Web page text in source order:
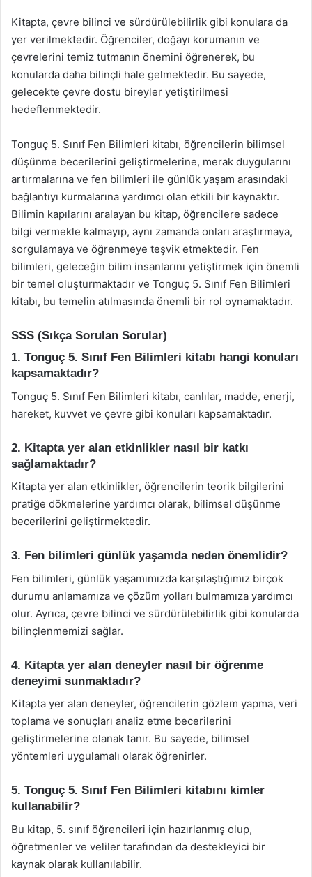
Kitapta, çevre bilinci ve sürdürülebilirlik gibi konulara da
yer verilmektedir. Öğrenciler, doğayı korumanın ve
çevrelerini temiz tutmanın önemini öğrenerek, bu
konularda daha bilinçli hale gelmektedir. Bu sayede,
gelecekte çevre dostu bireyler yetiştirilmesi
hedeflenmektedir.
Tonguç 5. Sınıf Fen Bilimleri kitabı, öğrencilerin bilimsel
düşünme becerilerini geliştirmelerine, merak duygularını
artırmalarına ve fen bilimleri ile günlük yaşam arasındaki
bağlantıyı kurmalarına yardımcı olan etkili bir kaynaktır.
Bilimin kapılarını aralayan bu kitap, öğrencilere sadece
bilgi vermekle kalmayıp, aynı zamanda onları araştırmaya,
sorgulamaya ve öğrenmeye teşvik etmektedir. Fen
bilimleri, geleceğin bilim insanlarını yetiştirmek için önemli
bir temel oluşturmaktadır ve Tonguç 5. Sınıf Fen Bilimleri
kitabı, bu temelin atılmasında önemli bir rol oynamaktadır.
SSS (Sıkça Sorulan Sorular)
1. Tonguç 5. Sınıf Fen Bilimleri kitabı hangi konuları
kapsamaktadır?
Tonguç 5. Sınıf Fen Bilimleri kitabı, canlılar, madde, enerji,
hareket, kuvvet ve çevre gibi konuları kapsamaktadır.
2. Kitapta yer alan etkinlikler nasıl bir katkı
sağlamaktadır?
Kitapta yer alan etkinlikler, öğrencilerin teorik bilgilerini
pratiğe dökmelerine yardımcı olarak, bilimsel düşünme
becerilerini geliştirmektedir.
3. Fen bilimleri günlük yaşamda neden önemlidir?
Fen bilimleri, günlük yaşamımızda karşılaştığımız birçok
durumu anlamamıza ve çözüm yolları bulmamıza yardımcı
olur. Ayrıca, çevre bilinci ve sürdürülebilirlik gibi konularda
bilinçlenmemizi sağlar.
4. Kitapta yer alan deneyler nasıl bir öğrenme
deneyimi sunmaktadır?
Kitapta yer alan deneyler, öğrencilerin gözlem yapma, veri
toplama ve sonuçları analiz etme becerilerini
geliştirmelerine olanak tanır. Bu sayede, bilimsel
yöntemleri uygulamalı olarak öğrenirler.
5. Tonguç 5. Sınıf Fen Bilimleri kitabını kimler
kullanabilir?
Bu kitap, 5. sınıf öğrencileri için hazırlanmış olup,
öğretmenler ve veliler tarafından da destekleyici bir
kaynak olarak kullanılabilir.